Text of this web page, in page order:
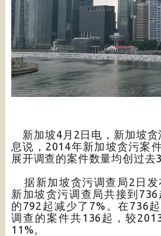
新加坡4月2日电，新加坡贪
息说，2014年新加坡贪污案
展开调查的案件数量均创过去
据新加坡贪污调查局2日发
新加坡贪污调查局共接到
的792起减少了7%。在736
调查的案件共136起，较
11%。